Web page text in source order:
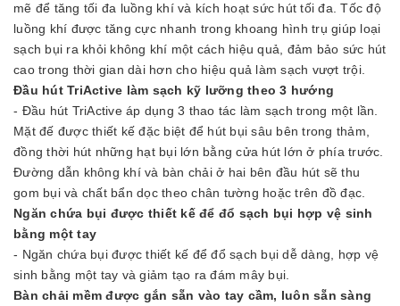
mẽ để tăng tối đa luồng khí và kích hoạt sức hút tối đa. Tốc độ
luồng khí được tăng cực nhanh trong khoang hình trụ giúp loại
sạch bụi ra khỏi không khí một cách hiệu quả, đảm bảo sức hút
cao trong thời gian dài hơn cho hiệu quả làm sạch vượt trội.
Đầu hút TriActive làm sạch kỹ lưỡng theo 3 hướng
- Đầu hút TriActive áp dụng 3 thao tác làm sạch trong một lần.
Mặt đế được thiết kế đặc biệt để hút bụi sâu bên trong thảm,
đồng thời hút những hạt bụi lớn bằng cửa hút lớn ở phía trước.
Đường dẫn không khí và bàn chải ở hai bên đầu hút sẽ thu
gom bụi và chất bẩn dọc theo chân tường hoặc trên đồ đạc.
Ngăn chứa bụi được thiết kế để đổ sạch bụi hợp vệ sinh
bằng một tay
- Ngăn chứa bụi được thiết kế để đổ sạch bụi dễ dàng, hợp vệ
sinh bằng một tay và giảm tạo ra đám mây bụi.
Bàn chải mềm được gắn sẵn vào tay cầm, luôn sẵn sàng